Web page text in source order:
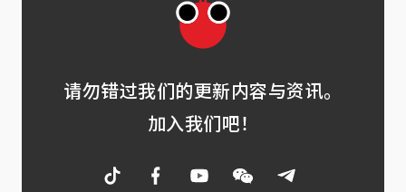
请勿错过我们的更新内容与资讯。
加入我们吧！